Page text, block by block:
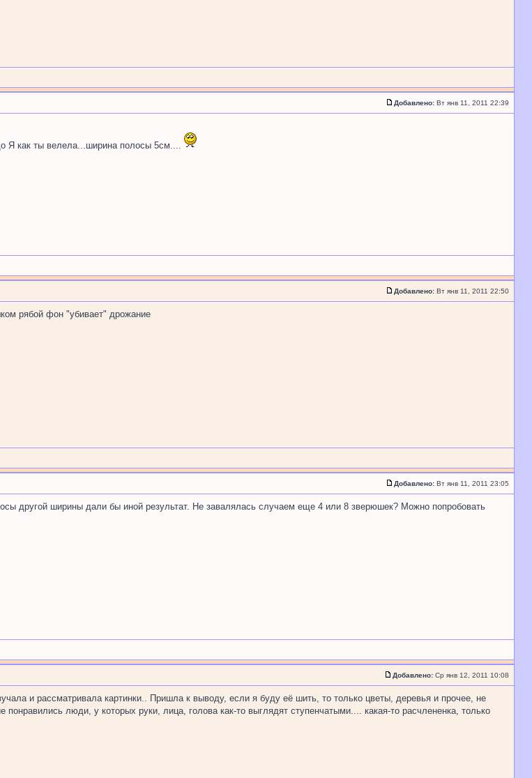
Добавлено: Вт янв 11, 2011 22:39
Я как ты велела...ширина полосы 5см....
Добавлено: Вт янв 11, 2011 22:50
рябой фон "убивает" дрожание
Добавлено: Вт янв 11, 2011 23:05
другой ширины дали бы иной результат. Не завалялась случаем еще 4 или 8 зверюшек? Можно попробовать
Добавлено: Ср янв 12, 2011 10:08
и рассматривала картинки.. Пришла к выводу, если я буду её шить, то только цветы, деревья и прочее, не
люди, у которых руки, лица, голова как-то выглядят ступенчатыми.... какая-то расчлененка, только